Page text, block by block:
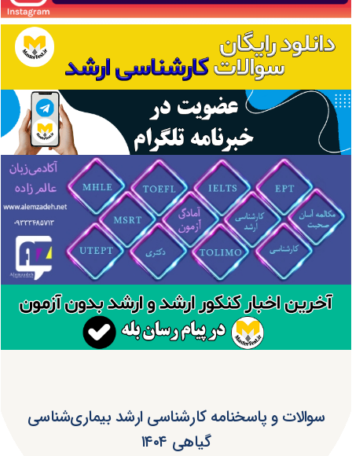
سوالات و پاسخنامه کارشناسی ارشد بیماری‌‌شناسی
گیاهی ۱۴۰۴